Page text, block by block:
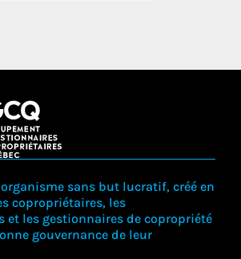
organisme sans but lucratif, créé en
copropriétaires, les
et les gestionnaires de copropriété
gouvernance de leur